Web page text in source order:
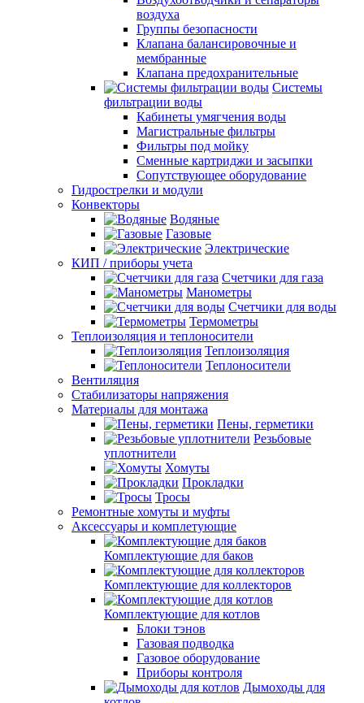
воздуха
Группы безопасности
Клапана балансировочные и
мембранные
Клапана предохранительные
Системы
фильтрации воды
Кабинеты умягчения воды
Магистральные фильтры
Фильтры под мойку
Сменные картриджи и засыпки
Сопутствующее оборудование
Гидрострелки и модули
Конвекторы
Водяные
Газовые
Электрические
КИП / приборы учета
Счетчики для газа
Манометры
Счетчики для воды
Термометры
Теплоизоляция и теплоносители
Теплоизоляция
Теплоносители
Вентиляция
Стабилизаторы напряжения
Материалы для монтажа
Пены, герметики
Резьбовые
уплотнители
Хомуты
Прокладки
Тросы
Ремонтные хомуты и муфты
Аксессуары и комплетующие
Комплектующие для баков
Комплектующие для коллекторов
Комплектующие для котлов
Блоки тэнов
Газовая подводка
Газовое оборудование
Приборы контроля
Дымоходы для